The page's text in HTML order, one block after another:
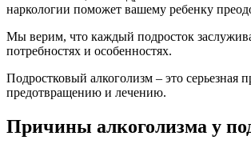
наркологии поможет вашему ребенку
Мы верим, что каждый подросток
потребностях и особенностях.
Подростковый алкоголизм – это серьезная
предотвращению и лечению.
Причины алкоголизма у